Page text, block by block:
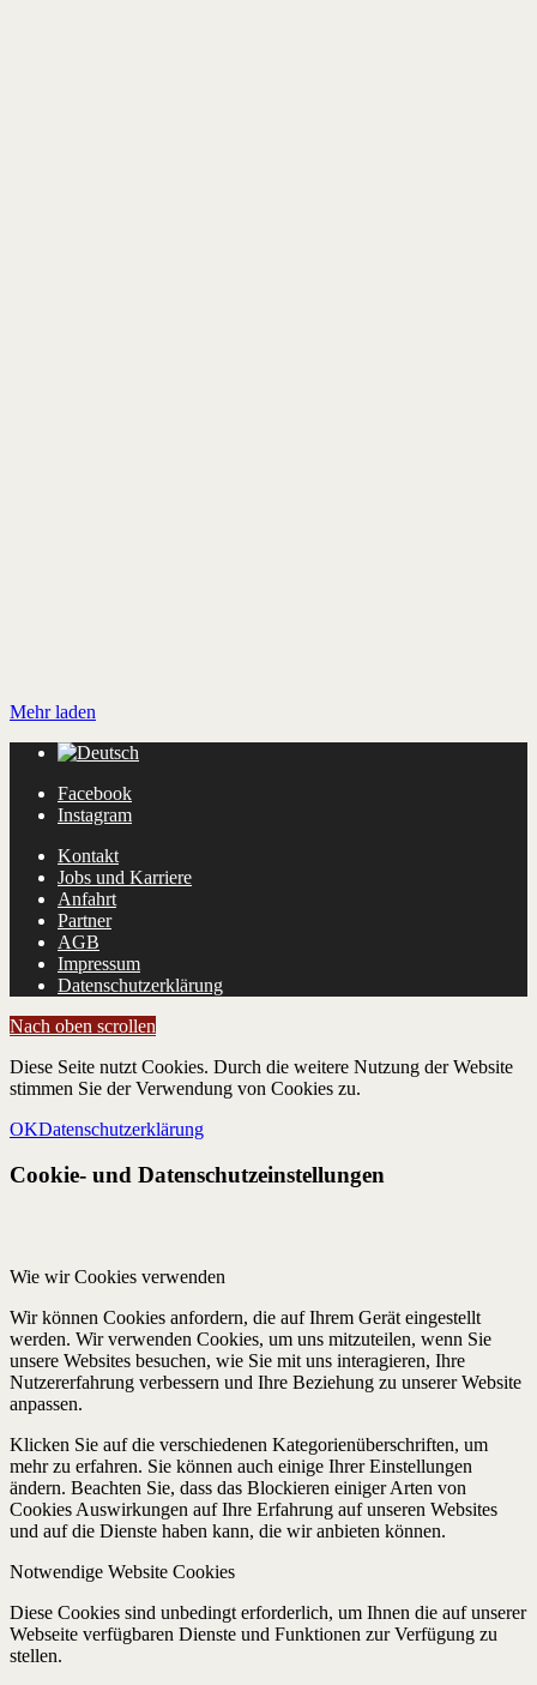
Mehr laden
Facebook
Instagram
Kontakt
Jobs und Karriere
Anfahrt
Partner
AGB
Impressum
Datenschutzerklärung
Nach oben scrollen
Diese Seite nutzt Cookies. Durch die weitere Nutzung der Website
stimmen Sie der Verwendung von Cookies zu.
OKDatenschutzerklärung
Cookie- und Datenschutzeinstellungen
Wie wir Cookies verwenden
Wir können Cookies anfordern, die auf Ihrem Gerät eingestellt
werden. Wir verwenden Cookies, um uns mitzuteilen, wenn Sie
unsere Websites besuchen, wie Sie mit uns interagieren, Ihre
Nutzererfahrung verbessern und Ihre Beziehung zu unserer Website
anpassen.
Klicken Sie auf die verschiedenen Kategorienüberschriften, um
mehr zu erfahren. Sie können auch einige Ihrer Einstellungen
ändern. Beachten Sie, dass das Blockieren einiger Arten von
Cookies Auswirkungen auf Ihre Erfahrung auf unseren Websites
und auf die Dienste haben kann, die wir anbieten können.
Notwendige Website Cookies
Diese Cookies sind unbedingt erforderlich, um Ihnen die auf unserer
Webseite verfügbaren Dienste und Funktionen zur Verfügung zu
stellen.